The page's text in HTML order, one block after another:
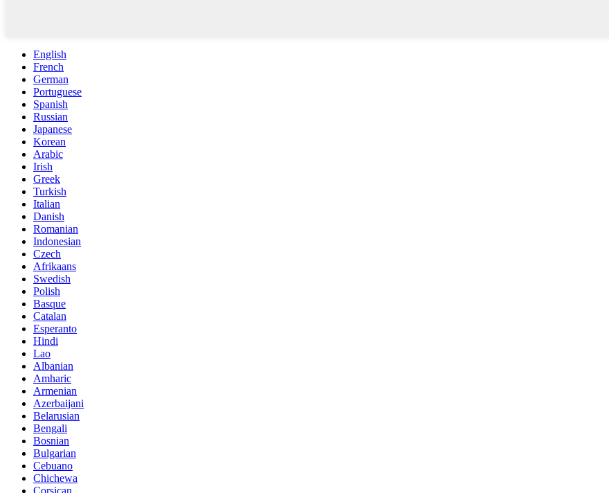
English
French
German
Portuguese
Spanish
Russian
Japanese
Korean
Arabic
Irish
Greek
Turkish
Italian
Danish
Romanian
Indonesian
Czech
Afrikaans
Swedish
Polish
Basque
Catalan
Esperanto
Hindi
Lao
Albanian
Amharic
Armenian
Azerbaijani
Belarusian
Bengali
Bosnian
Bulgarian
Cebuano
Chichewa
Corsican